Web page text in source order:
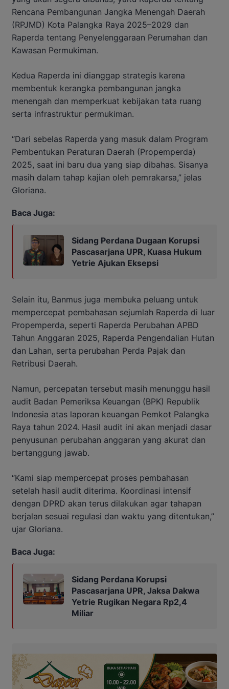
Rencana Pembangunan Jangka Menengah Daerah
(RPJMD) Kota Palangka Raya 2025–2029 dan
Raperda tentang Penyelenggaraan Perumahan dan
Kawasan Permukiman.
Kedua Raperda ini dianggap strategis karena
membentuk kerangka pembangunan jangka
menengah dan memperkuat kebijakan tata ruang
serta infrastruktur permukiman.
“Dari sebelas Raperda yang masuk dalam Program
Pembentukan Peraturan Daerah (Propemperda)
2025, saat ini baru dua yang siap dibahas. Sisanya
masih dalam tahap kajian oleh pemrakarsa,” jelas
Gloriana.
Baca Juga:
Sidang Perdana Dugaan Korupsi
Pascasarjana UPR, Kuasa Hukum
Yetrie Ajukan Eksepsi
Selain itu, Banmus juga membuka peluang untuk
mempercepat pembahasan sejumlah Raperda di luar
Propemperda, seperti Raperda Perubahan APBD
Tahun Anggaran 2025, Raperda Pengendalian Hutan
dan Lahan, serta perubahan Perda Pajak dan
Retribusi Daerah.
Namun, percepatan tersebut masih menunggu hasil
audit Badan Pemeriksa Keuangan (BPK) Republik
Indonesia atas laporan keuangan Pemkot Palangka
Raya tahun 2024. Hasil audit ini akan menjadi dasar
penyusunan perubahan anggaran yang akurat dan
bertanggung jawab.
“Kami siap mempercepat proses pembahasan
setelah hasil audit diterima. Koordinasi intensif
dengan DPRD akan terus dilakukan agar tahapan
berjalan sesuai regulasi dan waktu yang ditentukan,”
ujar Gloriana.
Baca Juga:
Sidang Perdana Korupsi
Pascasarjana UPR, Jaksa Dakwa
Yetrie Rugikan Negara Rp2,4
Miliar